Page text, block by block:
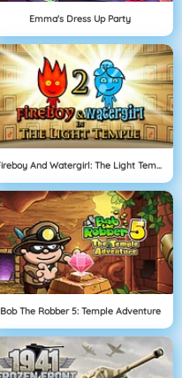
Emma's Dress Up Party
Fireboy And Watergirl: The Light Temple
Bob The Robber 5: Temple Adventure